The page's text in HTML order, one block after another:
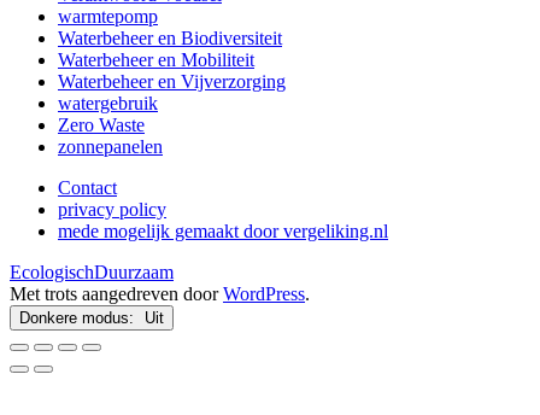
warmtepomp
Waterbeheer en Biodiversiteit
Waterbeheer en Mobiliteit
Waterbeheer en Vijverzorging
watergebruik
Zero Waste
zonnepanelen
Contact
privacy policy
mede mogelijk gemaakt door vergeliking.nl
EcologischDuurzaam
Met trots aangedreven doorWordPress.
Donkere modus: